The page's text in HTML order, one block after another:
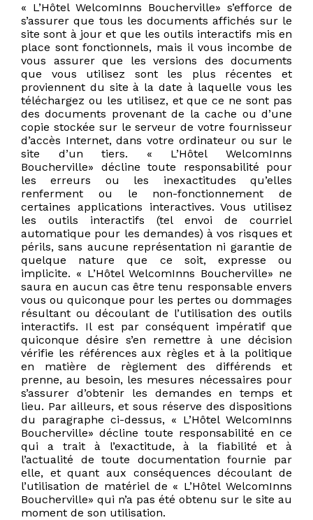
« L’Hôtel WelcomInns Boucherville» s’efforce de
s’assurer que tous les documents affichés sur le
site sont à jour et que les outils interactifs mis en
place sont fonctionnels, mais il vous incombe de
vous assurer que les versions des documents
que vous utilisez sont les plus récentes et
proviennent du site à la date à laquelle vous les
téléchargez ou les utilisez, et que ce ne sont pas
des documents provenant de la cache ou d’une
copie stockée sur le serveur de votre fournisseur
d’accès Internet, dans votre ordinateur ou sur le
site d’un tiers. « L’Hôtel WelcomInns
Boucherville» décline toute responsabilité pour
les erreurs ou les inexactitudes qu’elles
renferment ou le non-fonctionnement de
certaines applications interactives. Vous utilisez
les outils interactifs (tel envoi de courriel
automatique pour les demandes) à vos risques et
périls, sans aucune représentation ni garantie de
quelque nature que ce soit, expresse ou
implicite. « L’Hôtel WelcomInns Boucherville» ne
saura en aucun cas être tenu responsable envers
vous ou quiconque pour les pertes ou dommages
résultant ou découlant de l’utilisation des outils
interactifs. Il est par conséquent impératif que
quiconque désire s’en remettre à une décision
vérifie les références aux règles et à la politique
en matière de règlement des différends et
prenne, au besoin, les mesures nécessaires pour
s’assurer d’obtenir les demandes en temps et
lieu. Par ailleurs, et sous réserve des dispositions
du paragraphe ci-dessus, « L’Hôtel WelcomInns
Boucherville» décline toute responsabilité en ce
qui a trait à l’exactitude, à la fiabilité et à
l’actualité de toute documentation fournie par
elle, et quant aux conséquences découlant de
l’utilisation de matériel de « L’Hôtel WelcomInns
Boucherville» qui n’a pas été obtenu sur le site au
moment de son utilisation.